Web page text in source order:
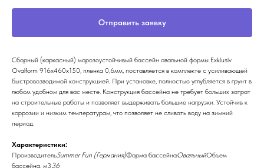
Отправить заявку
Сборный (каркасный) морозоустойчивый бассейн овальной формы Exklusiv
Ovalform 916x460x150, пленка 0,6мм, поставляется в комплекте с усиливающей
быстровозводимой конструкцией. При установке, полностью углубляется в грунт в
любом удобном для вас месте. Конструкция бассейна не требует больших затрат
на строительные работы и позволяет выдерживать большие нагрузки. Устойчив к
коррозии и низким температурам, что позволяет не сливать воду на зимний
период.
Характеристики:
ПроизводительSummer Fun (Германия)Форма бассейнаОвальныйОбъем
бассейна, м336